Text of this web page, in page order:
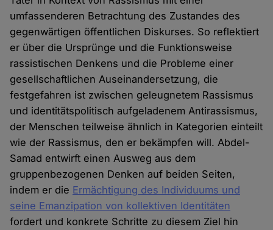
umfassenderen Betrachtung des Zustandes des
gegenwärtigen öffentlichen Diskurses. So reflektiert
er über die Ursprünge und die Funktionsweise
rassistischen Denkens und die Probleme einer
gesellschaftlichen Auseinandersetzung, die
festgefahren ist zwischen geleugnetem Rassismus
und identitätspolitisch aufgeladenem Antirassismus,
der Menschen teilweise ähnlich in Kategorien einteilt
wie der Rassismus, den er bekämpfen will. Abdel-
Samad entwirft einen Ausweg aus dem
gruppenbezogenen Denken auf beiden Seiten,
indem er die Ermächtigung des Individuums und
seine Emanzipation von kollektiven Identitäten
fordert und konkrete Schritte zu diesem Ziel hin